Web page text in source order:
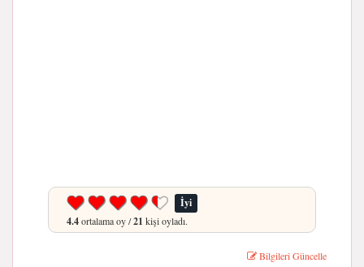
İyi
4.4ortalama oy /21 kişi oyladı.
Bilgileri Güncelle